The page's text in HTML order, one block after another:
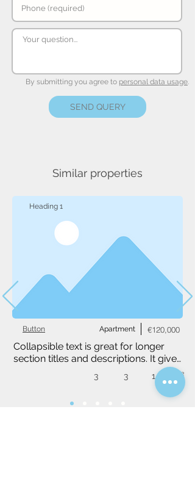
By submitting you agree to personal data usage.
SEND QUERY
Similar properties
Heading 1
Apartment
Button €120,000
Collapsible text is great for longer
section titles and descriptions. It gives
people access to all the info they
need, while keeping your layout
clean. Link your text to anything, or
set your text box to expand on click.
3 3 1,234 m²